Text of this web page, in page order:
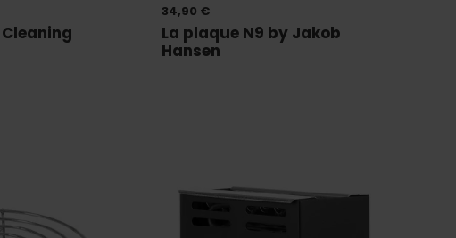
34,90 €
La plaque N9 by Jakob
Hansen